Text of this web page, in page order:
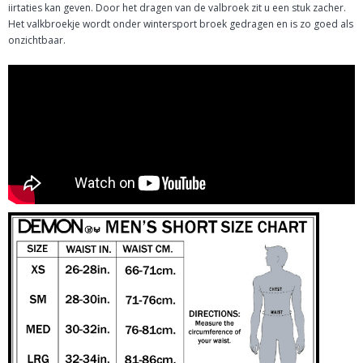
iirtaties kan geven. Door het dragen van de valbroek zit u een stuk zacher.
Het valkbroekje wordt onder wintersport broek gedragen en is zo goed als
onzichtbaar.